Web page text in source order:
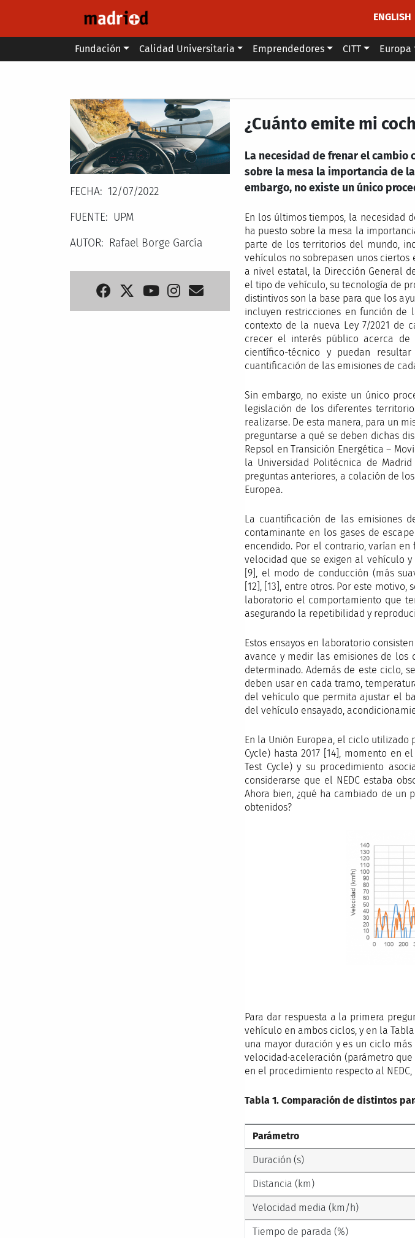
ENGLISH
Main menu
Fundación Calidad Universitaria Emprendedores CITT Europa
FECHA
12/07/2022
FUENTE
UPM
AUTOR
Rafael Borge García
¿Cuánto emite mi
La necesidad de frenar el
sobre la mesa la importancia de
embargo, no existe un único
En los últimos tiempos, la necesidad
ha puesto sobre la mesa la
parte de los territorios del mundo,
vehículos no sobrepasen unos
a nivel estatal, la Dirección General
el tipo de vehículo, su tecnología de
distintivos son la base para que los
incluyen restricciones en función
contexto de la nueva Ley 7/2021 de
crecer el interés público acerca de
científico-técnico y puedan
cuantificación de las emisiones de
Sin embargo, no existe un único
legislación de los diferentes
realizarse. De esta manera, para un
preguntarse a qué se deben dichas
Repsol en Transición Energética –
la Universidad Politécnica de Madrid
preguntas anteriores, a colación de
Europea.
La cuantificación de las emisiones
contaminante en los gases de
encendido. Por el contrario, varían
velocidad que se exigen al vehículo
[9], el modo de conducción (más
[12], [13], entre otros. Por este
laboratorio el comportamiento que
asegurando la repetibilidad y
Estos ensayos en laboratorio
avance y medir las emisiones de los
determinado. Además de este ciclo,
deben usar en cada tramo,
del vehículo que permita ajustar el
del vehículo ensayado,
En la Unión Europea, el ciclo utilizado
Cycle) hasta 2017 [14], momento en
Test Cycle) y su procedimiento
considerarse que el NEDC estaba
Ahora bien, ¿qué ha cambiado de un
obtenidos?
Para dar respuesta a la primera
vehículo en ambos ciclos, y en la
una mayor duración y es un ciclo
velocidad∙aceleración (parámetro
en el procedimiento respecto al
Tabla 1. Comparación de distintos
Parámetro
Duración (s)
Distancia (km)
Velocidad media (km/h)
Tiempo de parada (%)